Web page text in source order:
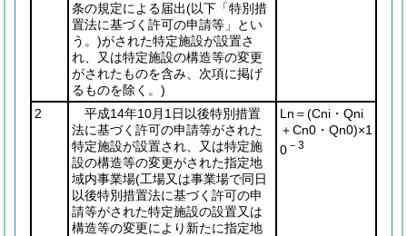
条の規定による届出(以下「特別措
置法に基づく許可の申請等」とい
う。)がされた特定施設が設置さ
れ、又は特定施設の構造等の変更
がされたものを含み、次項に掲げ
るものを除く。)
2
平成14年10月1日以後特別措置
法に基づく許可の申請等がされた
特定施設が設置され、又は特定施
設の構造等の変更がされた指定地
域内事業場(工場又は事業場で同日
以後特別措置法に基づく許可の申
請等がされた特定施設の設置又は
構造等の変更により新たに指定地
Ln＝(Cni・Qni
＋Cn0・Qn0)×1
0 －3